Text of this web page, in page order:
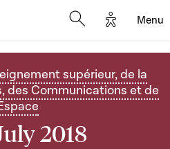
Options
Menu
supérieur, de la
des Communications et de
2018